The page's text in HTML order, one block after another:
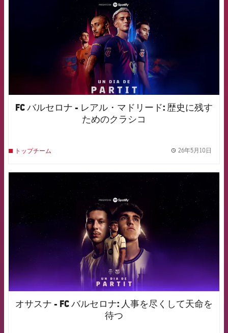
FC バルセロナ - レアル・マドリード: 歴史に残す
ためのクラシコ
トップチーム 26年5月10日
FCB Barcelona badge
オサスナ - FC バルセロナ: 人事を尽くして天命を
待つ